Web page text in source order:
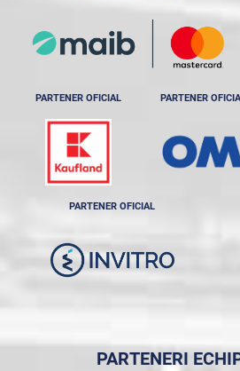
PARTENER OFICIAL PARTENER
PARTENER OFICIAL
PARTENERI